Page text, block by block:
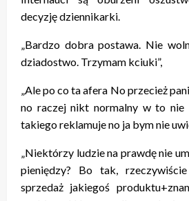
decyzję dziennikarki.
„Bardzo dobra postawa. Nie
dziadostwo. Trzymam kciuki”,
„Ale po co ta afera No przecież
no raczej nikt normalny w to nie
takiego reklamuje no ja bym nie
„Niektórzy ludzie na prawdę nie
pieniędzy? Bo tak,
sprzedaż jakiegoś